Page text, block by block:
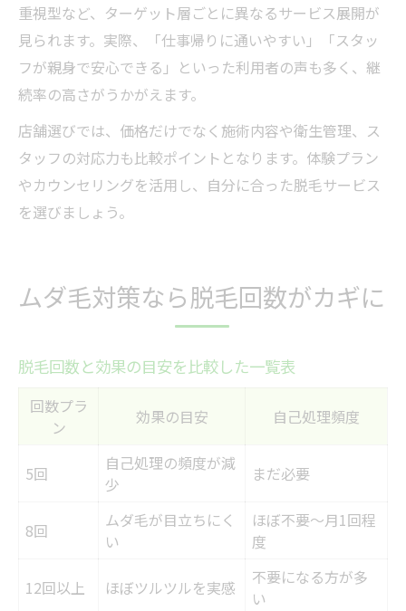
重視型など、ターゲット層ごとに異なるサービス展開が
見られます。実際、「仕事帰りに通いやすい」「スタッ
フが親身で安心できる」といった利用者の声も多く、継
続率の高さがうかがえます。
店舗選びでは、価格だけでなく施術内容や衛生管理、ス
タッフの対応力も比較ポイントとなります。体験プラン
やカウンセリングを活用し、自分に合った脱毛サービス
を選びましょう。
ムダ毛対策なら脱毛回数がカギに
脱毛回数と効果の目安を比較した一覧表
回数プラ
ン
効果の目安 自己処理頻度
5回
自己処理の頻度が減
少
まだ必要
8回
ムダ毛が目立ちにく
い
ほぼ不要～月1回程
度
12回以上 ほぼツルツルを実感
不要になる方が多
い